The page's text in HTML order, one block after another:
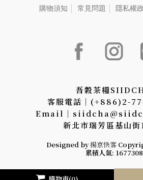
購物須知 常見問題 隱私權
吾穀茶糧
客服電話│(+886)2-
新北市瑞芳區基山
Designed by揚京快客
累積人氣: 1677308